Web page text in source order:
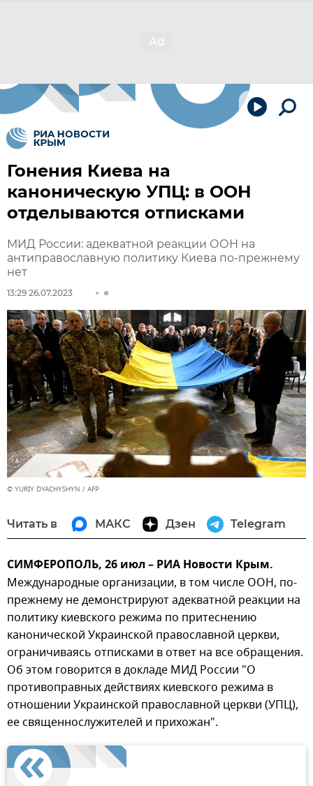
Гонения Киева на
каноническую УПЦ: в ООН
отделываются отписками
МИД России: адекватной реакции ООН на
антиправославную политику Киева по-прежнему
нет
13:29 26.07.2023
© YURIY DYACHYSHYN / AFP
Читать в МАКС Дзен Telegram
СИМФЕРОПОЛЬ, 26 июл – РИА Новости Крым.
Международные организации, в том числе ООН, по-
прежнему не демонстрируют адекватной реакции на
политику киевского режима по притеснению
канонической Украинской православной церкви,
ограничиваясь отписками в ответ на все обращения.
Об этом говорится в докладе МИД России "О
противоправных действиях киевского режима в
отношении Украинской православной церкви (УПЦ),
ее священнослужителей и прихожан".